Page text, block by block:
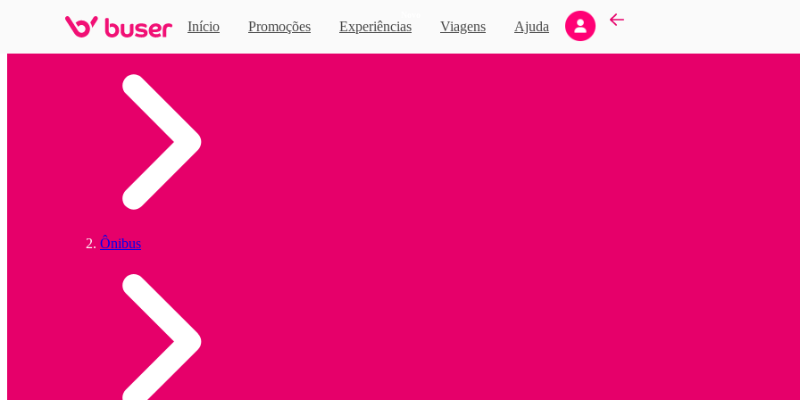
Início Promoções Experiências Viagens Ajuda
Ônibus